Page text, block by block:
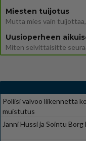
Miesten tuijotus
Poliisi valvoo liikennettä
muistutus
Janni Hussi ja Sointu